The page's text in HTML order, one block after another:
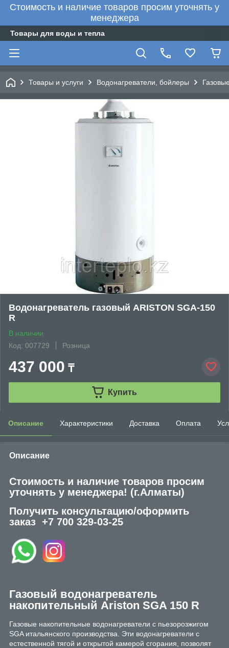
Стоимость и наличие товаров просим уточнять у
менеджера
Товары для воды и тепла
Товары и услуги Водонагреватели, бойлеры
Водонагреватель газовый ARISTON SGA-150
R
В наличии
Код: 007729
Розница
437 000 ₸
Купить
Описание Характеристики Доставка Оплата
Описание
Стоимость и наличие товаров просим
уточнять у менеджера! (г.Алматы)
Получить консультацию/оформить
заказ +7 700 329-03-25
Газовый водонагреватель
накопительный Ariston SGA 150 R
Газовые накопительные водонагреватели с пьезорозжигом
SGA итальянского производства. Эти водонагреватели с
естественной тягой и открытой камерой сгорания, позволят